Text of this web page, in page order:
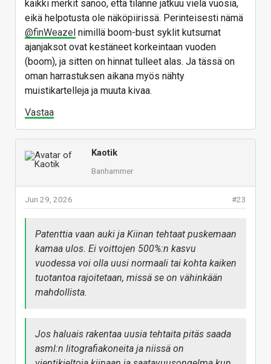
kaikki merkit sanoo, että tilanne jatkuu vielä vuosia,
eikä helpotusta ole näköpiirissä. Perinteisesti nämä
@finWeazel nimillä boom-bust syklit kutsumat
ajanjaksot ovat kestäneet korkeintaan vuoden
(boom), ja sitten on hinnat tulleet alas. Ja tässä on
oman harrastuksen aikana myös nähty
muistikartelleja ja muuta kivaa.
Vastaa
Kaotik
Banhammer
#23
Jun 29, 2026
Patenttia vaan auki ja Kiinan tehtaat puskemaan
kamaa ulos. Ei voittojen 500%:n kasvu
vuodessa voi olla uusi normaali tai kohta kaiken
tuotantoa rajoitetaan, missä se on vähinkään
mahdollista.
Jos haluais rakentaa uusia tehtaita pitäs saada
asml:n litografiakoneita ja niissä on